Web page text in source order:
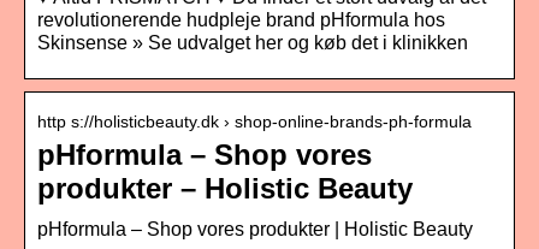
revolutionerende hudpleje brand pHformula hos
Skinsense » Se udvalget her og køb det i klinikken
http s://holisticbeauty.dk › shop-online-brands-ph-formula
pHformula – Shop vores
produkter – Holistic Beauty
pHformula – Shop vores produkter | Holistic Beauty